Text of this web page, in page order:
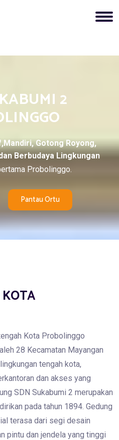
2
Gotong Royong,
Berbudaya Lingkungan
Probolinggo.
Pantau Ortu
Kota Probolinggo
28 Kecamatan Mayangan
tengah kota,
dan akses yang
SDN Sukabumi 2 merupakan
pada tahun 1894. Gedung
terasa dari segi desain
pintu dan jendela yang tinggi